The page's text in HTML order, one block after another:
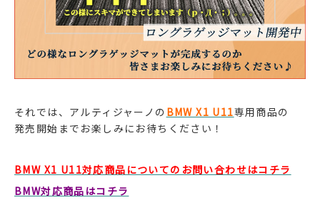
それでは、アルティジャーノの BMW X1 U11専用商品の
発売開始までお楽しみにお待ちください！
BMW X1 U11対応商品についてのお問い合わせはコチラ
BMW対応商品はコチラ